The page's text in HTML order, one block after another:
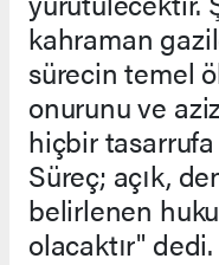
kahraman
sürecin temel
onurunu ve
hiçbir
Süreç; açık,
belirlenen
olacaktır" dedi.